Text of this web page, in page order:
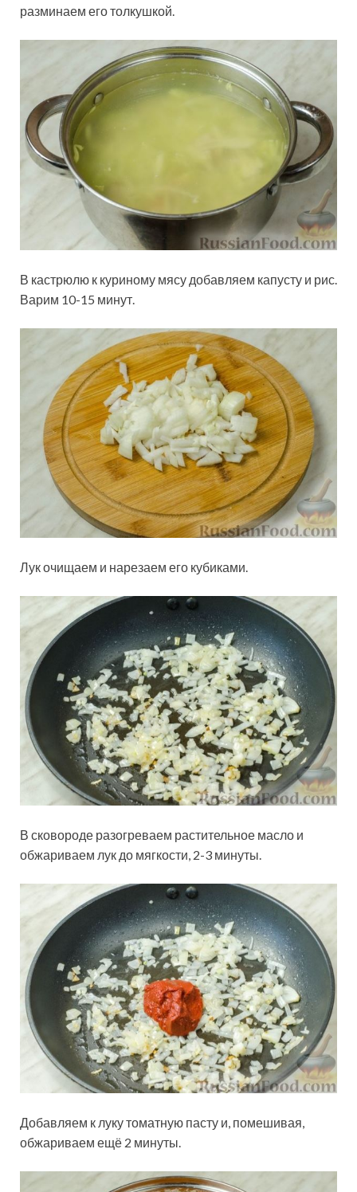
разминаем его толкушкой.
В кастрюлю к куриному мясу добавляем капусту и рис.
Варим 10-15 минут.
Лук очищаем и нарезаем его кубиками.
В сковороде разогреваем растительное масло и
обжариваем лук до мягкости, 2-3 минуты.
Добавляем к луку томатную пасту и, помешивая,
обжариваем ещё 2 минуты.